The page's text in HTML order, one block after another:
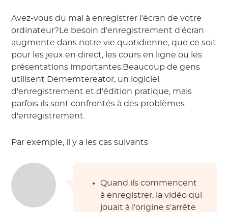
Avez-vous du mal à enregistrer l'écran de votre
ordinateur?Le besoin d'enregistrement d'écran
augmente dans notre vie quotidienne, que ce soit
pour les jeux en direct, les cours en ligne ou les
présentations importantes.Beaucoup de gens
utilisent Dememtereator, un logiciel
d'enregistrement et d'édition pratique, mais
parfois ils sont confrontés à des problèmes
d'enregistrement.
Par exemple, il y a les cas suivants
Quand ils commencent
à enregistrer, la vidéo qui
jouait à l'origine s'arrête